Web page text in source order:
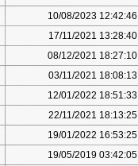
10/08/2023 12:42:46
17/11/2021 13:28:40
08/12/2021 18:27:10
03/11/2021 18:08:13
12/01/2022 18:51:33
22/11/2021 18:13:25
19/01/2022 16:53:25
19/05/2019 03:42:05